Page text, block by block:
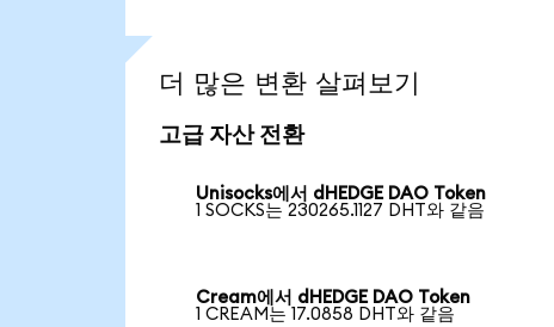
더 많은 변환 살펴보기
고급 자산 전환
Unisocks에서 dHEDGE DAO Token
1 SOCKS는 230265.1127 DHT와 같음
Cream에서 dHEDGE DAO Token
1 CREAM는 17.0858 DHT와 같음